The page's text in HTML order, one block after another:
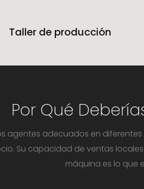
Taller de producción
Por Qué
agentes adecuados en
Su capacidad de ventas
máquina es lo que